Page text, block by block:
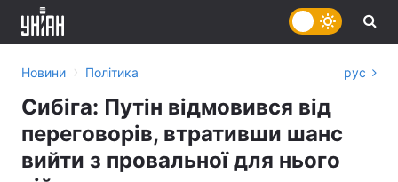
Новини › Політика рус
Сибіга: Путін відмовився від
переговорів, втративши шанс
вийти з провальної для нього